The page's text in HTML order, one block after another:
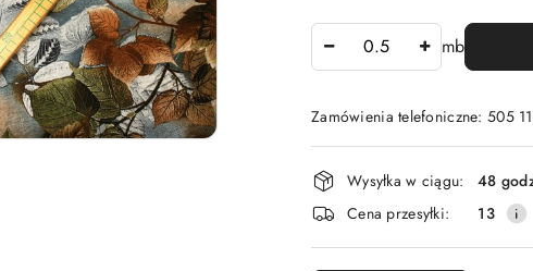
mb
Zamówienia telefoniczne: 505
Dostępność
i
dostawa
Wysyłka w ciągu:
48
Cena przesyłki:
13